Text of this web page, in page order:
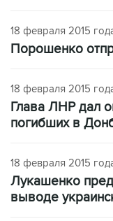
18 февраля 2015
Порошенко
18 февраля 2015
Глава ЛНР дал
погибших в
18 февраля 2015
Лукашенко
выводе